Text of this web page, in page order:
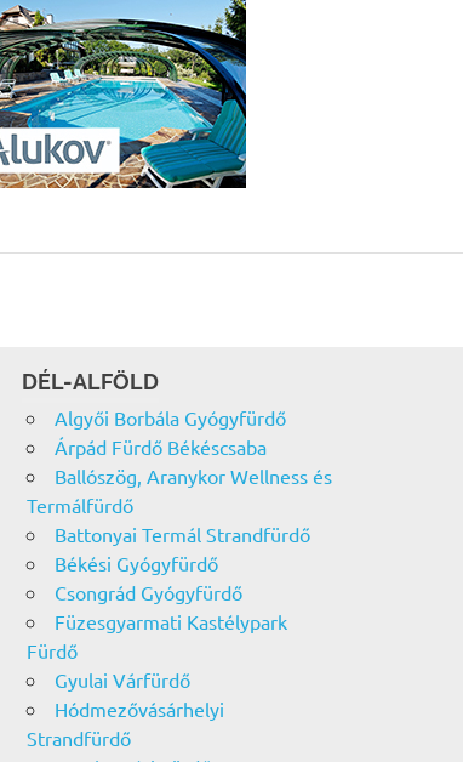
DÉL-ALFÖLD
Algyői Borbála Gyógyfürdő
Árpád Fürdő Békéscsaba
Ballószög, Aranykor Wellness és
Termálfürdő
Battonyai Termál Strandfürdő
Békési Gyógyfürdő
Csongrád Gyógyfürdő
Füzesgyarmati Kastélypark
Fürdő
Gyulai Várfürdő
Hódmezővásárhelyi
Strandfürdő